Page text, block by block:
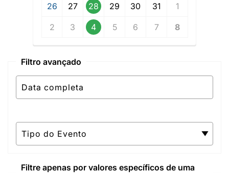
26 27 28 29 30 31 1
2 3 4 5 6 7 8
Filtro avançado
Filtre apenas por valores específicos de uma